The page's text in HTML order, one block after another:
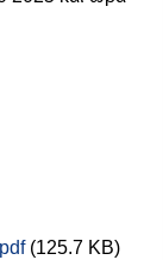
(125.7 KB)